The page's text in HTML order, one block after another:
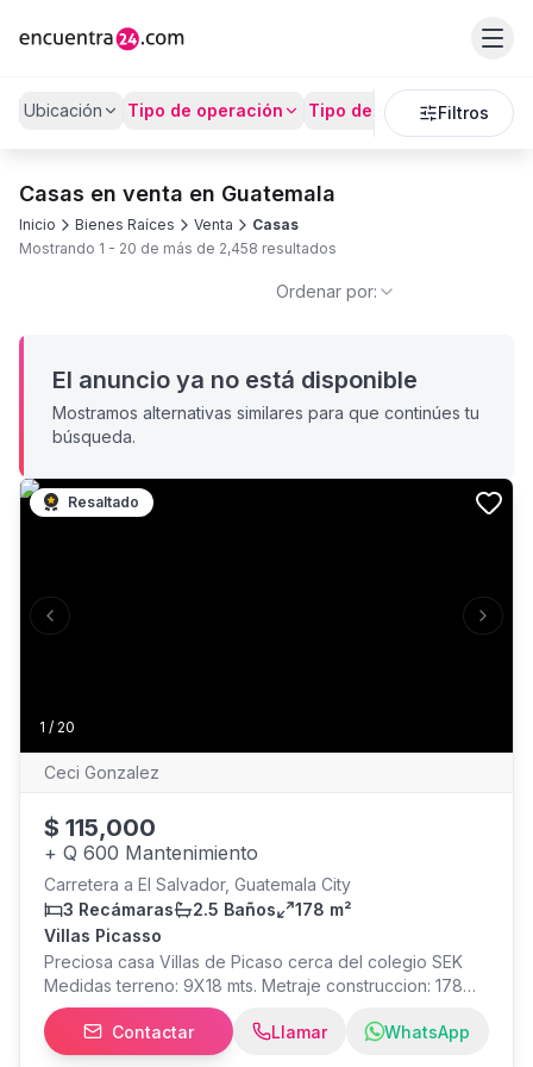
Ubicación Tipo de operación Tipo de PropiedadFiltros
Casas en venta en Guatemala
Inicio Bienes Raíces Venta
Casas
Mostrando 1 - 20 de más de 2,458 resultados
Ordenar por:
El anuncio ya no está disponible
Mostramos alternativas similares para que continúes tu
búsqueda.
1 / 20
Previous slide Next
Resaltado
Ceci Gonzalez
$ 115,000
+ Q 600 Mantenimiento
Carretera a El Salvador, Guatemala City
3 Recámaras
2.5 Baños
178 m²
Villas Picasso
Preciosa casa Villas de Picaso cerca del colegio SEK
Medidas terreno: 9X18 mts. Metraje construccion: 178
mts. Tipo de construccion: Estilo Americano, paredes de
siding y techo de shingles Precio: Q920,000 o
equivalente a US $115,000 Primer nivel: -Sala Comedor -
Contactar Llamar WhatsApp